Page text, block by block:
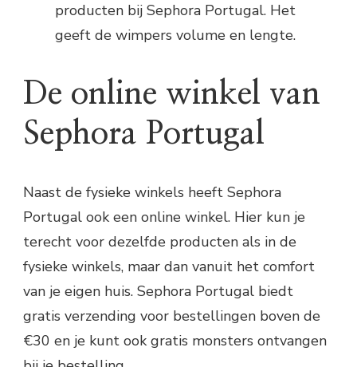
producten bij Sephora Portugal. Het
geeft de wimpers volume en lengte.
De online winkel van
Sephora Portugal
Naast de fysieke winkels heeft Sephora
Portugal ook een online winkel. Hier kun je
terecht voor dezelfde producten als in de
fysieke winkels, maar dan vanuit het comfort
van je eigen huis. Sephora Portugal biedt
gratis verzending voor bestellingen boven de
€30 en je kunt ook gratis monsters ontvangen